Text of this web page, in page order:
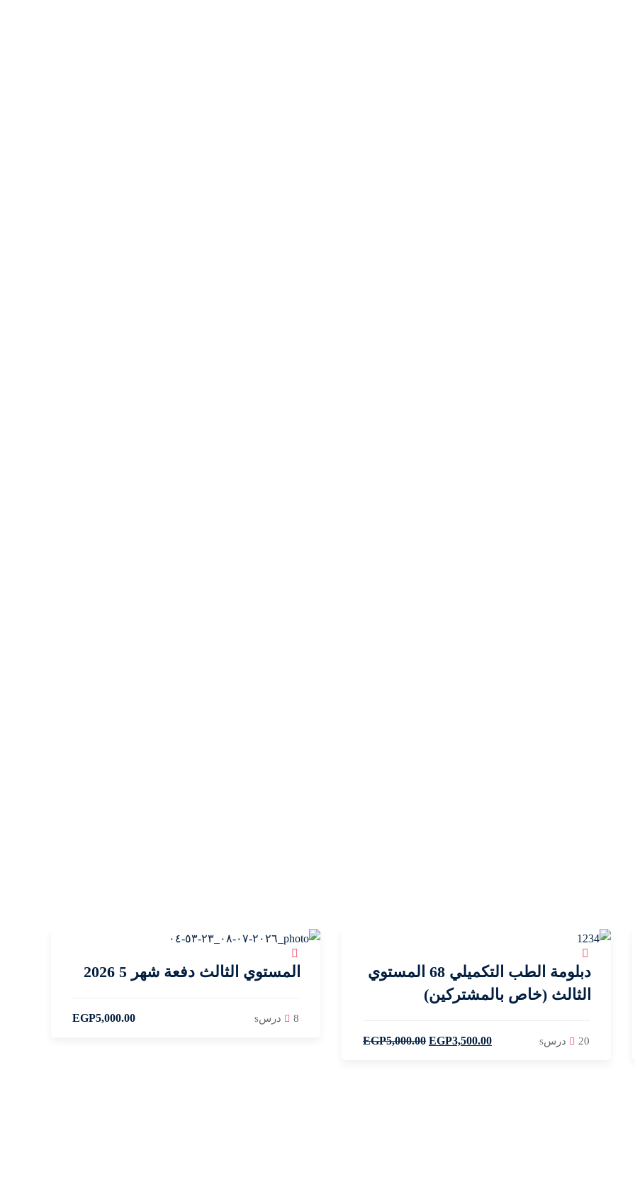
دبلومة الطب التكميلي 68 المستوي
الثالث (خاص بالمشتركين)
20 درسs EGP5,000.00 EGP3,500.00
المستوي الثالث دفعة شهر 5 2026
8 درسs EGP5,000.00